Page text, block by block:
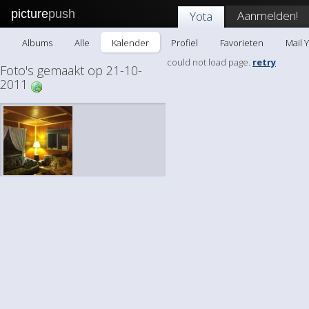
picturepush Yota Aanmelden!
Albums Alle Kalender Profiel Favorieten Mail
Foto's gemaakt op 21-10-
2011
could not load page. retry